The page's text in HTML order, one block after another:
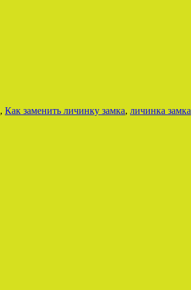
, Как заменить личинку замка, личинка замка